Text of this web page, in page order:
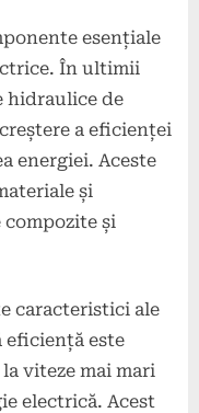
esențiale
În ultimii
hidraulice de
a eficienței
energiei. Aceste
și
și
caracteristici ale
este
viteze mai mari
electrică. Acest